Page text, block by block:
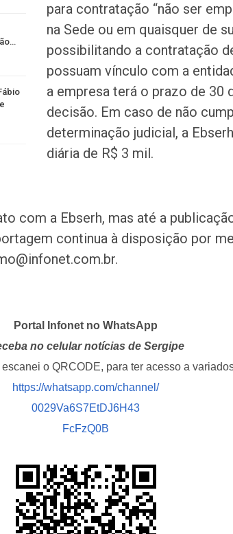
para contratação “não ser
na Sede ou em quaisquer de
possibilitando a contratação
possuam vínculo com a
a empresa terá o prazo de 30
decisão. Em caso de não
determinação judicial, a
diária de R$ 3 mil.
com a Ebserh, mas até a
continua à disposição por
Portal Infonet no WhatsApp
no celular notícias de Sergipe
o QRCODE, para ter acesso a
https://whatsapp.com/channel/
0029Va6S7EtDJ6H43
FcFzQ0B